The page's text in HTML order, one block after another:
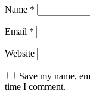
Name *
Email *
Website
Save my name,
time I comment.